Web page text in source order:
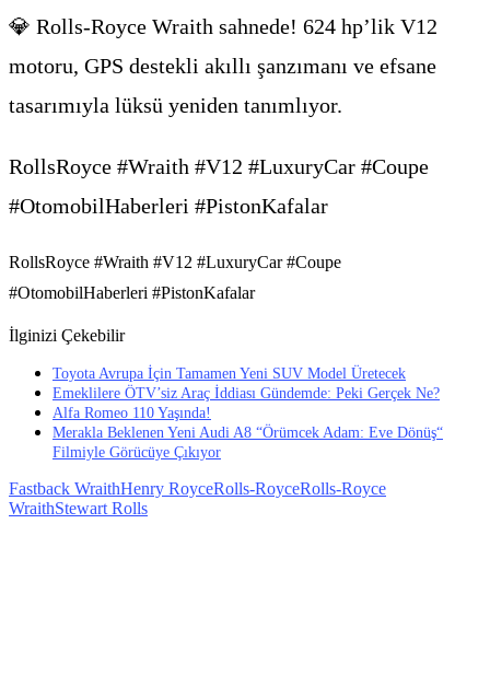
💎 Rolls-Royce Wraith sahnede! 624 hp’lik V12
motoru, GPS destekli akıllı şanzımanı ve efsane
tasarımıyla lüksü yeniden tanımlıyor.
RollsRoyce #Wraith #V12 #LuxuryCar #Coupe
#OtomobilHaberleri #PistonKafalar
RollsRoyce #Wraith #V12 #LuxuryCar #Coupe
#OtomobilHaberleri #PistonKafalar
İlginizi Çekebilir
Toyota Avrupa İçin Tamamen Yeni SUV Model Üretecek
Emeklilere ÖTV’siz Araç İddiası Gündemde: Peki Gerçek Ne?
Alfa Romeo 110 Yaşında!
Merakla Beklenen Yeni Audi A8 “Örümcek Adam: Eve Dönüş“
Filmiyle Görücüye Çıkıyor
Fastback WraithHenry RoyceRolls-RoyceRolls-Royce
WraithStewart Rolls